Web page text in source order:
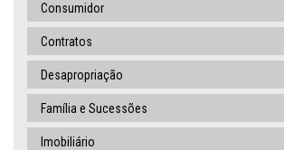
Consumidor
Contratos
Desapropriação
Família e Sucessões
Imobiliário